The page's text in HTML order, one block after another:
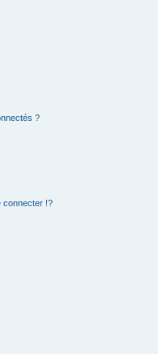
?
connecter !?